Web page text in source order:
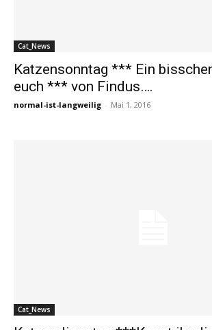
Cat_News
Katzensonntag *** Ein
euch *** von Findus….
normal-ist-langweilig - Mai 1, 2016
Cat_News